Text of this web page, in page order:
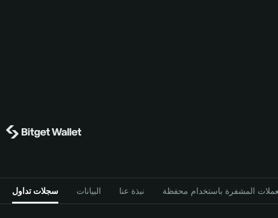
سجلات تداول البيانات نبذة عنا